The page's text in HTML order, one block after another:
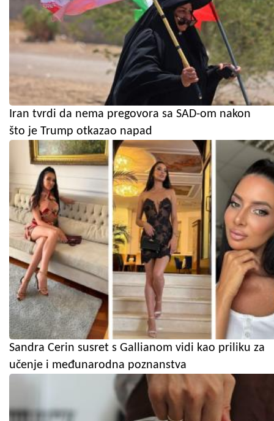
Iran tvrdi da nema pregovora sa SAD-om nakon
što je Trump otkazao napad
Sandra Cerin susret s Gallianom vidi kao priliku za
učenje i međunarodna poznanstva